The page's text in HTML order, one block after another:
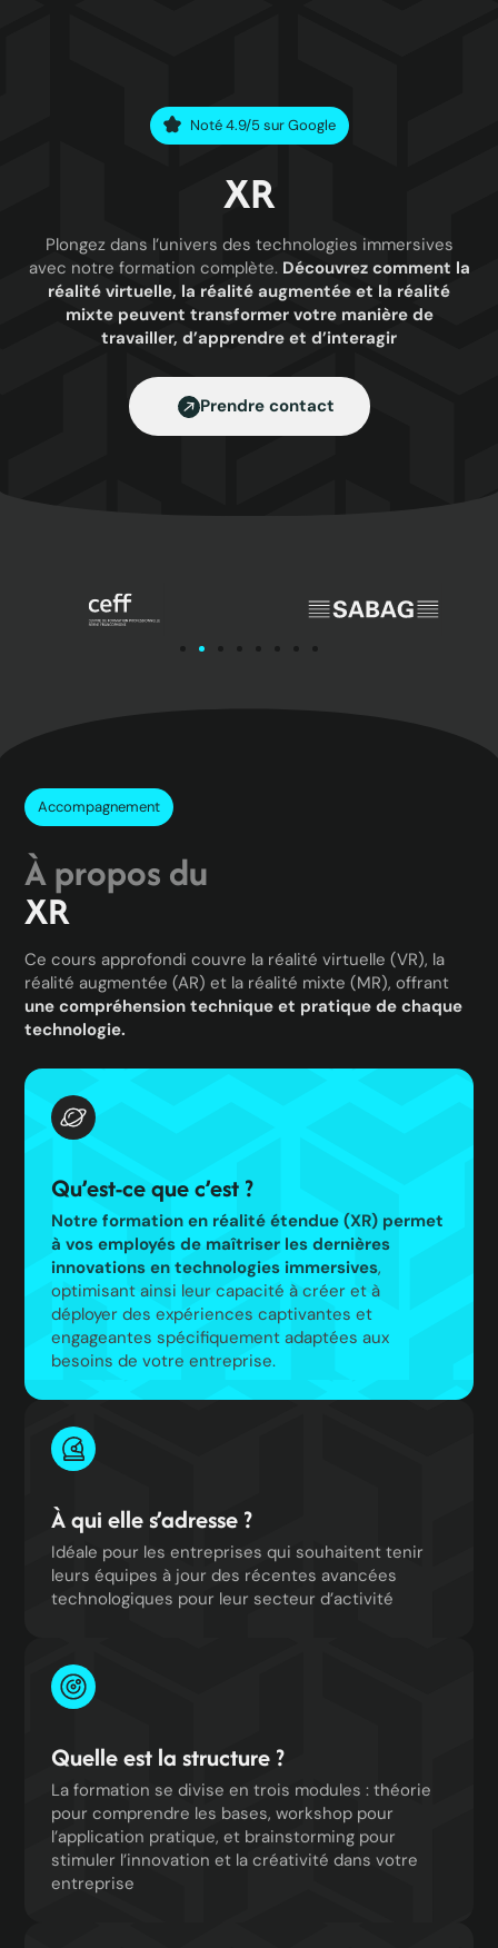
Noté 4.9/5 sur Google
XR
Plongez dans l’univers des technologies immersives
avec notre formation complète. Découvrez comment la
réalité virtuelle, la réalité augmentée et la réalité
mixte peuvent transformer votre manière de
travailler, d’apprendre et d’interagir
Prendre contact
Accompagnement
À propos du
XR
Ce cours approfondi couvre la réalité virtuelle (VR), la
réalité augmentée (AR) et la réalité mixte (MR), offrant
une compréhension technique et pratique de chaque
technologie.
Qu’est-ce que c’est ?
Notre formation en réalité étendue (XR) permet
à vos employés de maîtriser les dernières
innovations en technologies immersives,
optimisant ainsi leur capacité à créer et à
déployer des expériences captivantes et
engageantes spécifiquement adaptées aux
besoins de votre entreprise.
À qui elle s’adresse ?
Idéale pour les entreprises qui souhaitent tenir
leurs équipes à jour des récentes avancées
technologiques pour leur secteur d’activité
Quelle est la structure ?
La formation se divise en trois modules : théorie
pour comprendre les bases, workshop pour
l’application pratique, et brainstorming pour
stimuler l’innovation et la créativité dans votre
entreprise